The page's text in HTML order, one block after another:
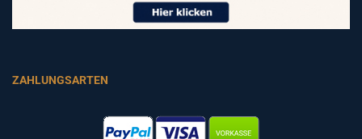
ZAHLUNGSARTEN